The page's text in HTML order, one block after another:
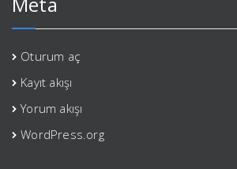
Oturum aç
Kayıt akışı
Yorum akışı
WordPress.org